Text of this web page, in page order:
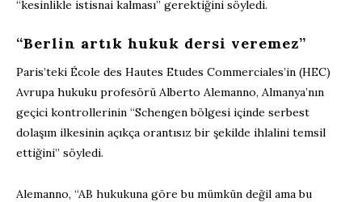
“kesinlikle istisnai kalması” gerektiğini söyledi.
“Berlin artık hukuk dersi veremez”
Paris’teki École des Hautes Etudes Commerciales’in (HEC)
Avrupa hukuku profesörü Alberto Alemanno, Almanya’nın
geçici kontrollerinin “Schengen bölgesi içinde serbest
dolaşım ilkesinin açıkça orantısız bir şekilde ihlalini temsil
ettiğini” söyledi.
Alemanno, “AB hukukuna göre bu mümkün değil ama bu